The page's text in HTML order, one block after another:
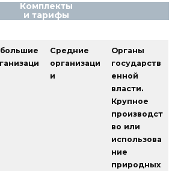
Комплекты
и тарифы
Средние
организаци
и
Органы
государств
енной
власти.
Крупное
производст
во или
использова
ние
природных